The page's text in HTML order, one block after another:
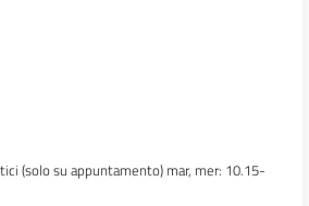
(solo su appuntamento) mar, mer: 10.15-